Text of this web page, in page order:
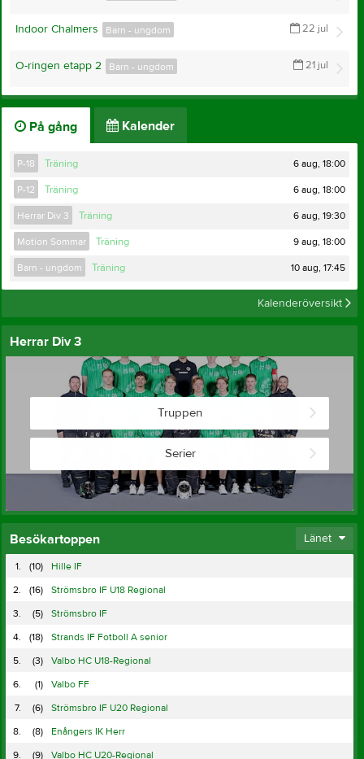
22 jul
Barn - ungdom
Indoor Chalmers
21 jul
Barn - ungdom
O-ringen etapp 2
På gång Kalender
P-18 Träning 6 aug, 18:00
P-12 Träning 6 aug, 18:00
Herrar Div 3 Träning 6 aug, 19:30
Motion Sommar Träning 9 aug, 18:00
Barn - ungdom Träning 10 aug, 17:45
Kalenderöversikt
Herrar Div 3
Truppen
Serier
Besökartoppen Länet
1. (10)
Hille IF
2.
(16)
Strömsbro IF U18 Regional
3.
(5)
Strömsbro IF
4.
(18)
Strands IF Fotboll A senior
5.
(3)
Valbo HC U18-Regional
6.
(1)
Valbo FF
7.
(6)
Strömsbro IF U20 Regional
8.
(8)
Enångers IK Herr
9.
(9) Valbo HC U20-Regional